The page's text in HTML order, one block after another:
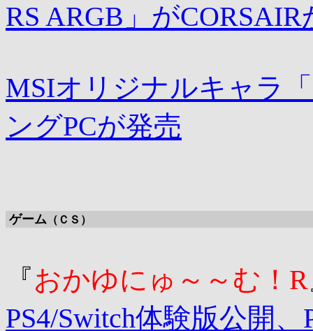
RS ARGB」がCORSAIR
MSIオリジナルキャラ
ングPCが発売
ゲーム （ＣＳ）
『おかゆにゅ～～む！R
PS4/Switch体験版公開